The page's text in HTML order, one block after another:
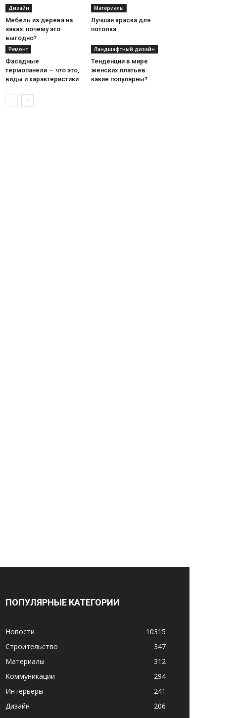
Дизайн
Мебель из дерева на
заказ: почему это
выгодно?
Материалы
Лучшая краска для
потолка
Ремонт
Фасадные
термопанели — что это,
виды и характеристики
Ландшафтный дизайн
Тенденции в мире
женских платьев:
какие популярны?
ПОПУЛЯРНЫЕ КАТЕГОРИИ
Новости
10315
Строительство
347
Материалы
312
Коммуникации
294
Интерьеры
241
Дизайн
206